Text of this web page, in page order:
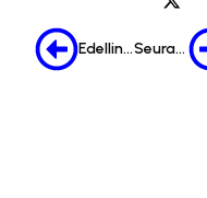
Edellinen Seuraava